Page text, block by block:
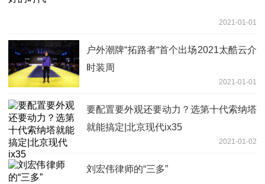
2021-01-01
户外潮牌“拓路者“首个出场2021太酷云介
时装周
2021-01-01
要配置要外观还要动力？选第十代索纳塔
就能搞定|北京现代ix35
2021-01-02
刘宏伟律师的“三多”